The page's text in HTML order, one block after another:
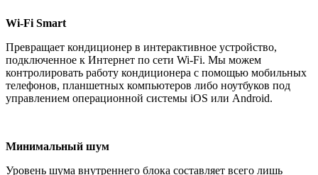
Wi-Fi Smart
Превращает кондиционер в интерактивное устройство,
подключенное к Интернет по сети Wi-Fi. Мы можем
контролировать работу кондиционера с помощью мобильных
телефонов, планшетных компьютеров либо ноутбуков под
управлением операционной системы iOS или Android.
Минимальный шум
Уровень шума внутреннего блока составляет всего лишь